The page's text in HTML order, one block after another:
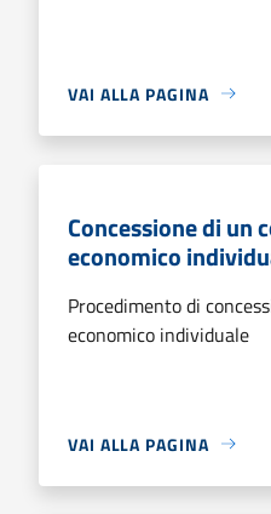
VAI ALLA PAGINA
Concessione di un
economico
Procedimento di
economico individuale
VAI ALLA PAGINA